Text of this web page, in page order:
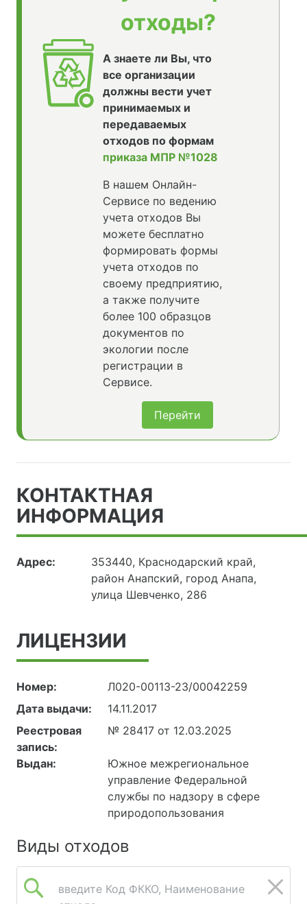
отходы?
А знаете ли Вы, что
все организации
должны вести учет
принимаемых и
передаваемых
отходов по формам
приказа МПР №1028
В нашем Онлайн-
Сервисе по ведению
учета отходов Вы
можете бесплатно
формировать формы
учета отходов по
своему предприятию,
а также получите
более 100 образцов
документов по
экологии после
регистрации в
Сервисе.
Перейти
КОНТАКТНАЯ
ИНФОРМАЦИЯ
Адрес:
353440, Краснодарский край,
район Анапский, город Анапа,
улица Шевченко, 286
ЛИЦЕНЗИИ
Номер:
Л020-00113-23/00042259
Дата выдачи:
14.11.2017
Реестровая
запись:
№ 28417 от 12.03.2025
Выдан:
Южное межрегиональное
управление Федеральной
службы по надзору в сфере
природопользования
Виды отходов
введите Код ФККО, Наименование